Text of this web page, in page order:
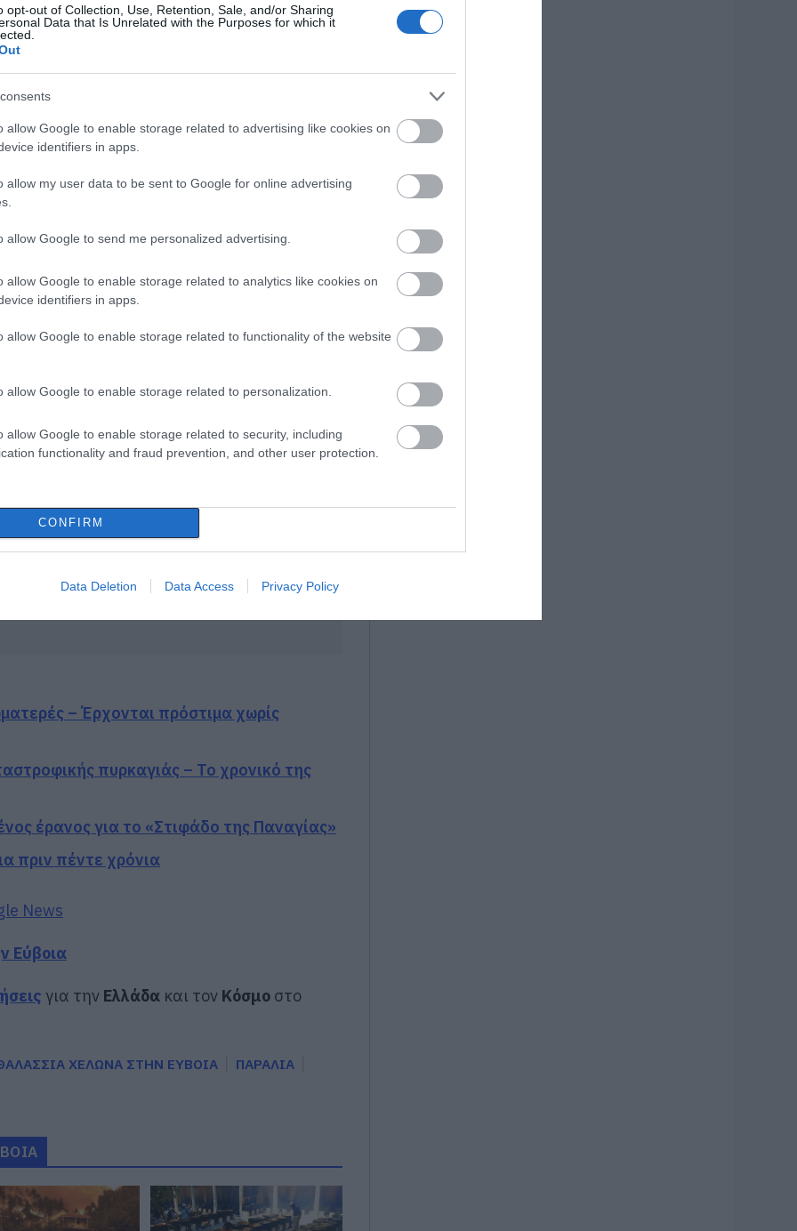
opt-out of Collection, Use, Retention, Sale, and/or Sharing
Data that Is Unrelated with the Purposes for which it
allow Google to enable storage related to advertising like cookies on
identifiers in apps.
allow my user data to be sent to Google for online advertising
allow Google to send me personalized advertising.
allow Google to enable storage related to analytics like cookies on
identifiers in apps.
allow Google to enable storage related to functionality of the website
allow Google to enable storage related to personalization.
allow Google to enable storage related to security, including
functionality and fraud prevention, and other user protection.
CONFIRM
Data Deletion Data Access Privacy Policy
βλέμματα στην Εύβοια.
– Έρχονται πρόστιμα χωρίς
πυρκαγιάς – Το χρονικό της
έρανος για το «Στιφάδο της Παναγίας»
πριν πέντε χρόνια
News
Εύβοια
για την Ελλάδα και τον Κόσμο στο
ΧΕΛΩΝΑ ΣΤΗΝ ΕΥΒΟΙΑ
ΠΑΡΑΛΙΑ
08.08.2026 | 16:20
ημερών –
ΜΕΘ Νεογνών
Αρχίζουν τα έργα
Εύβοια